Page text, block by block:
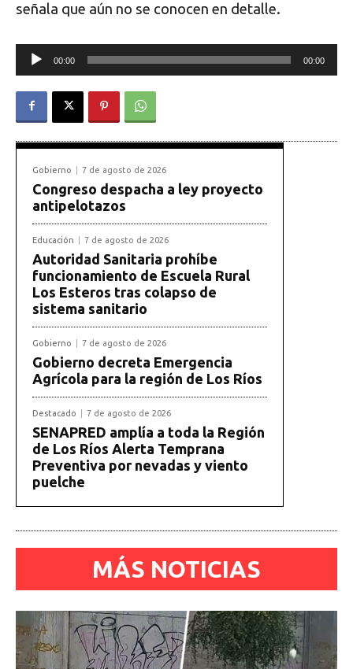
señala que aún no se conocen en detalle.
e
p
r
d
o
00:00 00:00
Gobierno 7 de agosto de 2026
Congreso despacha a ley proyecto
antipelotazos
Educación 7 de agosto de 2026
Autoridad Sanitaria prohíbe
funcionamiento de Escuela Rural
Los Esteros tras colapso de
sistema sanitario
Gobierno 7 de agosto de 2026
Gobierno decreta Emergencia
Agrícola para la región de Los Ríos
Destacado 7 de agosto de 2026
SENAPRED amplía a toda la Región
de Los Ríos Alerta Temprana
Preventiva por nevadas y viento
puelche
MÁS NOTICIAS